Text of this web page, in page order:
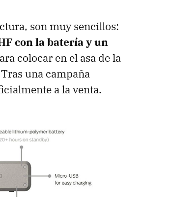
son muy sencillos:
con la batería y un
colocar en el asa de la
una campaña
a la venta.